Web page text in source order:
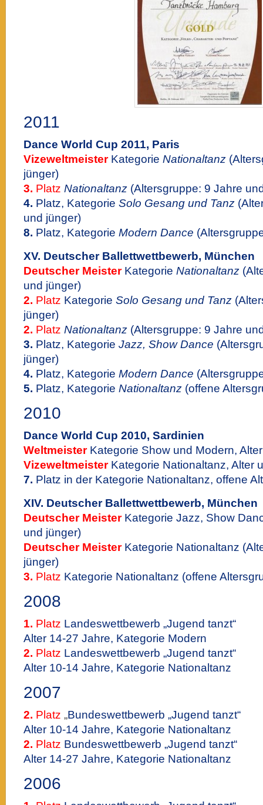
2011
Dance World Cup 2011, Paris
Vizeweltmeister Kategorie Nationaltanz
jünger)
3. Platz Nationaltanz (Altersgruppe: 9 Jahre
4. Platz, Kategorie Solo Gesang und Tanz
und jünger)
8. Platz, Kategorie Modern Dance
XV. Deutscher Ballettwettbewerb, München
Deutscher MeisterKategorie Nationaltanz
und jünger)
2. Platz Kategorie Solo Gesang und Tanz
jünger)
2. Platz Nationaltanz (Altersgruppe: 9 Jahre
3. Platz, Kategorie Jazz, Show Dance
jünger)
4. Platz, Kategorie Modern Dance
5. Platz, Kategorie Nationaltanz (offene
2010
Dance World Cup 2010, Sardinien
Weltmeister Kategorie Show und Modern,
Vizeweltmeister Kategorie Nationaltanz, Alter
7. Platz in der Kategorie Nationaltanz, offene
XIV. Deutscher Ballettwettbewerb, München
Deutscher Meister Kategorie Jazz, Show
und jünger)
Deutscher Meister Kategorie Nationaltanz
jünger)
3. Platz Kategorie Nationaltanz (offene
2008
1. Platz Landeswettbewerb „Jugend tanzt“
Alter 14-27 Jahre, Kategorie Modern
2. Platz Landeswettbewerb „Jugend tanzt“
Alter 10-14 Jahre, Kategorie Nationaltanz
2007
2. Platz „Bundeswettbewerb „Jugend tanzt“
Alter 10-14 Jahre, Kategorie Nationaltanz
2. Platz Bundeswettbewerb „Jugend tanzt“
Alter 14-27 Jahre, Kategorie Nationaltanz
2006